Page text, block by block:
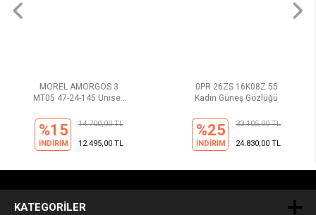
MOREL AMORGOS 3
MT05 47-24-145 Unısex
%15
İNDİRİM
14.700,00 TL
12.495,00 TL
0PR 26ZS 16K08Z 55
Kadın Güneş Gözlüğü
%25
İNDİRİM
33.105,00 TL
24.830,00 TL
KATEGORILER